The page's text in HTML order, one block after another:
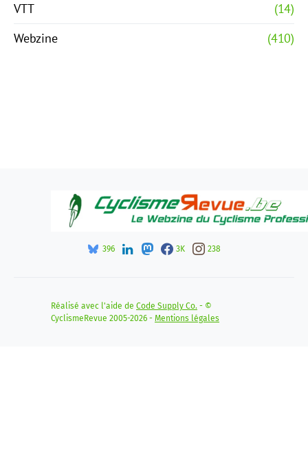
VTT
(14)
Webzine
(410)
396 3K 238
Réalisé avec l'aide de Code Supply Co. - ©
CyclismeRevue 2005-2026 - Mentions légales